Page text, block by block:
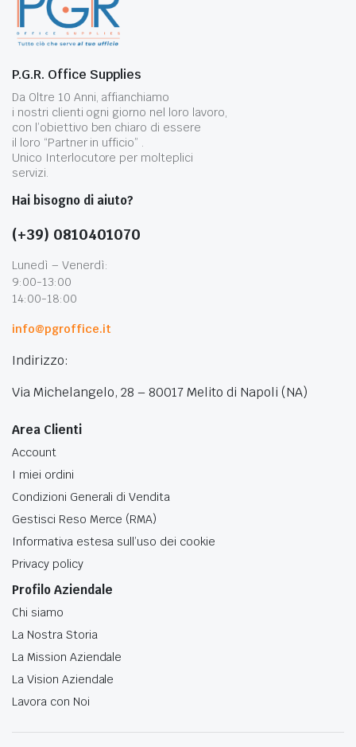
P.G.R. Office Supplies
Da Oltre 10 Anni, affianchiamo
i nostri clienti ogni giorno nel loro lavoro,
con l’obiettivo ben chiaro di essere
il loro “Partner in ufficio” .
Unico Interlocutore per molteplici
servizi.
Hai bisogno di aiuto?
(+39) 0810401070
Lunedì – Venerdì:
9:00-13:00
14:00-18:00
info@pgroffice.it
Indirizzo:
Via Michelangelo, 28 – 80017 Melito di Napoli (NA)
Area Clienti
Account
I miei ordini
Condizioni Generali di Vendita
Gestisci Reso Merce (RMA)
Informativa estesa sull’uso dei cookie
Privacy policy
Profilo Aziendale
Chi siamo
La Nostra Storia
La Mission Aziendale
La Vision Aziendale
Lavora con Noi